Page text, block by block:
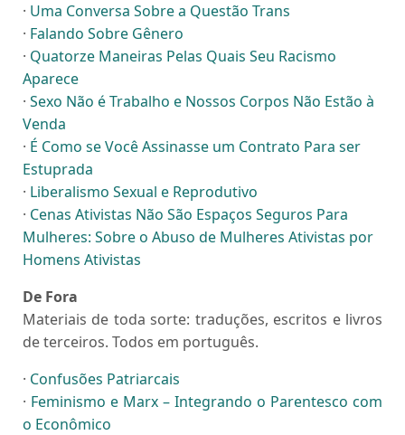
· Uma Conversa Sobre a Questão Trans
· Falando Sobre Gênero
· Quatorze Maneiras Pelas Quais Seu Racismo
Aparece
· Sexo Não é Trabalho e Nossos Corpos Não Estão à
Venda
· É Como se Você Assinasse um Contrato Para ser
Estuprada
· Liberalismo Sexual e Reprodutivo
· Cenas Ativistas Não São Espaços Seguros Para
Mulheres: Sobre o Abuso de Mulheres Ativistas por
Homens Ativistas
De Fora
Materiais de toda sorte: traduções, escritos e livros
de terceiros. Todos em português.
· Confusões Patriarcais
· Feminismo e Marx – Integrando o Parentesco com
o Econômico